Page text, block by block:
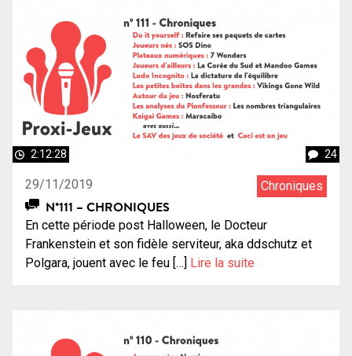
2:12:28 24
29/11/2019 Chroniques
N°111 – CHRONIQUES
En cette période post Halloween, le Docteur
Frankenstein et son fidèle serviteur, aka ddschutz et
Polgara, jouent avec le feu […] Lire la suite